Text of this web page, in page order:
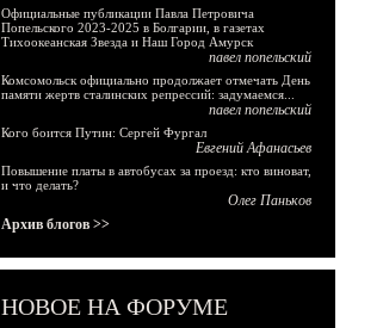
Официальные публикации Павла Петровича
Попельского 2023-2025 в Болгарии, в газетах
Тихоокеанская Звезда и Наш Город Амурск
павел попельский
Комсомольск официально продолжает отмечать День
памяти жертв сталинских репрессий: задумаемся...
павел попельский
Кого боится Путин: Сергей Фургал
Евгений Афанасьев
Повышение платы в автобусах за проезд: кто виноват,
и что делать?
Олег Паньков
Архив блогов >>
НОВОЕ НА ФОРУМЕ